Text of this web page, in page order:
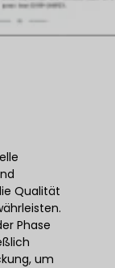
Qualität
Phase
um